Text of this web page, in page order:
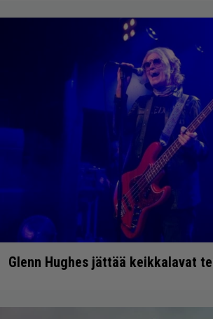
Glenn Hughes jättää keikkalavat